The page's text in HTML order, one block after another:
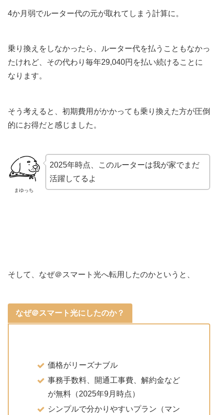
4か月弱でルーター代の元が取れてしまう計算に。
乗り換えをしなかったら、ルーター代を払うこともなかっ
たけれど、その代わり毎年29,040円を払い続けることに
なります。
そう考えると、初期費用がかかっても乗り換えた方が圧倒
的にお得だと感じました。
まゆっち
2025年時点、このルーターは我が家でまだ
活躍してるよ
そして、なぜ＠スマート光へ転用したのかというと、
なぜ＠スマート光にしたのか？
価格がリーズナブル
事務手数料、開通工事費、解約金など
が無料（2025年9月時点）
シンプルで分かりやすいプラン（マン